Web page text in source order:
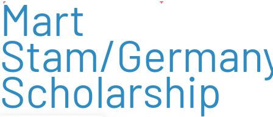
zum
Inhalt
Mart
Stam/
Scholarship